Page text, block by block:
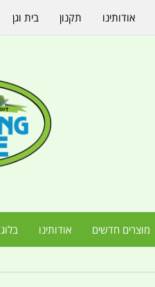
מוצרים חדשים אודותינו בלוג
אודותינו תקנון בית וגן